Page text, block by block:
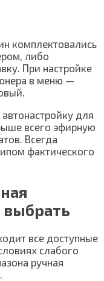
комплектовались
либо
При настройке
в меню —
для
всего эфирную
Всегда
фактического
выбрать
все доступные
слабого
ручная